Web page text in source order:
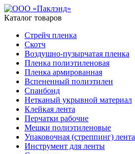
Каталог товаров
Стрейч пленка
Скотч
Воздушно-пузырчатая пленка
Пленка полиэтиленовая
Пленка армированная
Вспененный полиэтилен
Спанбонд
Нетканый укрывной материал
Клейкая лента
Перчатки рабочие
Мешки полиэтиленовые
Упаковочная (стреппинг) лента
Инструмент для ленты